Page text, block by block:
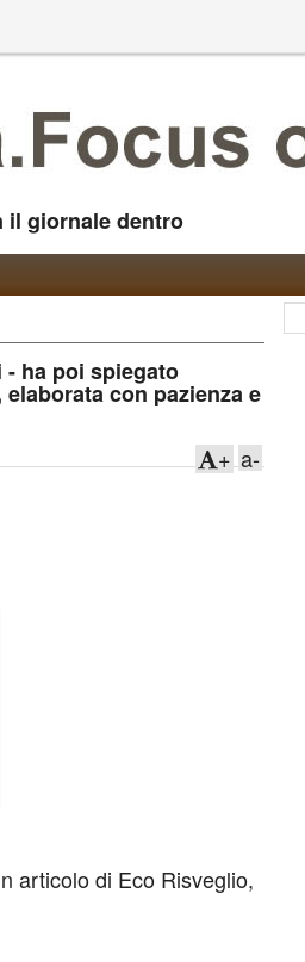
il giornale dentro
ha poi spiegato
con pazienza e
a-
+
articolo di Eco Risveglio,